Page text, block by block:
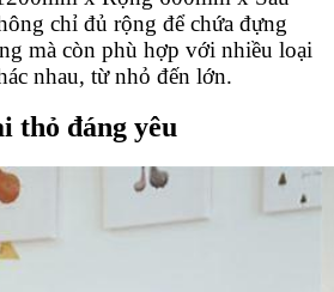
chỉ đủ rộng để chứa đựng
mà còn phù hợp với nhiều loại
nhau, từ nhỏ đến lớn.
thỏ đáng yêu